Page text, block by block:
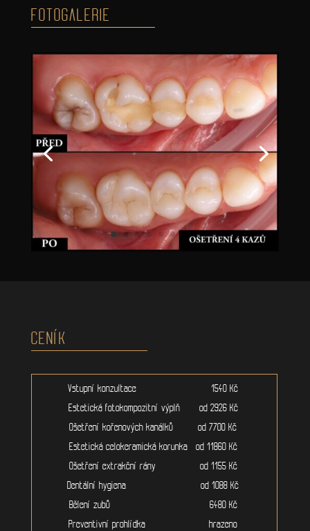
FOTOGALERIE
CENÍK
Vstupní konzultace 1540 Kč
Estetická fotokompozitní výplň od 2926 Kč
Ošetření kořenových kanálků od 7700 Kč
Estetická celokeramická korunka od 11860 Kč
Ošetření extrakční rány od 1155 Kč
Dentální hygiena od 1088 Kč
Bělení zubů 6480 Kč
Preventivní prohlídka hrazeno